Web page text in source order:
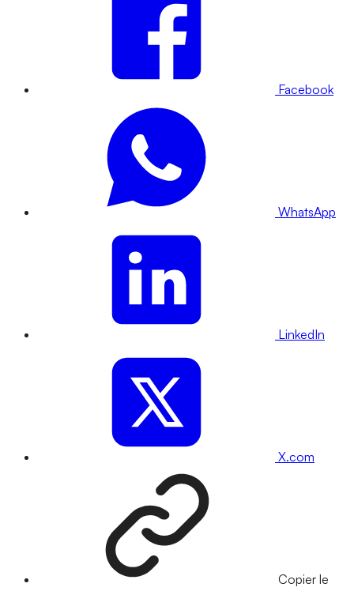
Facebook
WhatsApp
LinkedIn
X.com
Copier le